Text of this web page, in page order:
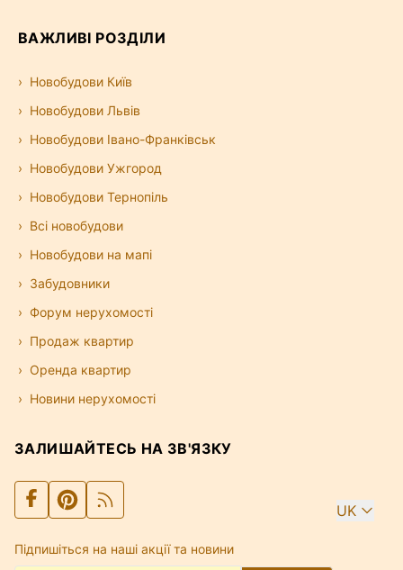
ВАЖЛИВІ РОЗДІЛИ
Новобудови Київ
Новобудови Львів
Новобудови Івано-Франківськ
Новобудови Ужгород
Новобудови Тернопіль
Всі новобудови
Новобудови на мапі
Забудовники
Форум нерухомості
Продаж квартир
Оренда квартир
Новини нерухомості
ЗАЛИШАЙТЕСЬ НА ЗВ'ЯЗКУ
UK
Підпишіться на наші акції та новини